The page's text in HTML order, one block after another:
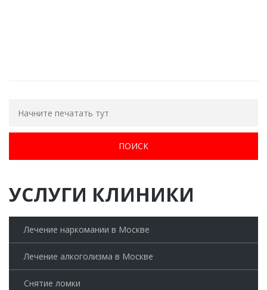
УСЛУГИ КЛИНИКИ
Лечение наркомании в Москве
Лечение алкоголизма в Москве
Снятие ломки